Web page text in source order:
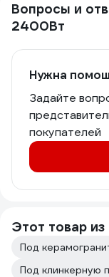
Вопросы и
2400Вт
Нужна
Задайте
покупателей
Этот товар
Под
Под клинкерную